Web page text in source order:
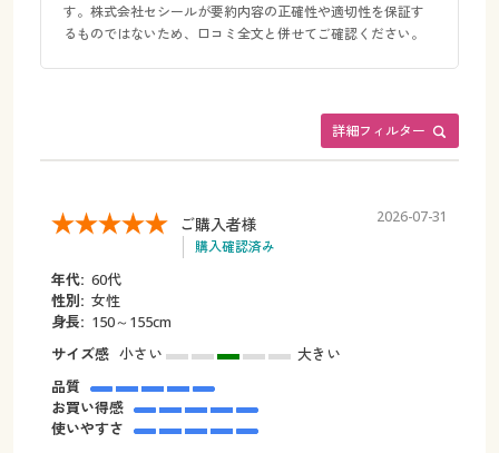
す。株式会社セシールが要約内容の正確性や適切性を保証す
るものではないため、口コミ全文と併せてご確認ください。
詳細フィルター
ご購入者様
購入確認済み
2026-07-31
年代: 60代
性別: 女性
身長: 150～155cm
サイズ感 小さい
大きい
品質
お買い得感
使いやすさ